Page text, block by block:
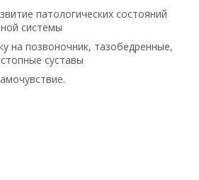
патологических состояний
системы
на позвоночник, тазобедренные,
суставы